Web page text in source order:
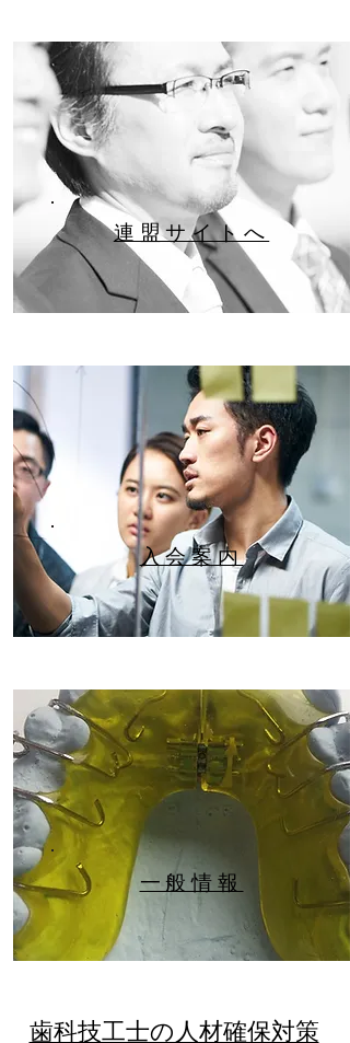
​連盟サイトへ
​入会案内
​一般情報
歯科技工士の人材確保対策